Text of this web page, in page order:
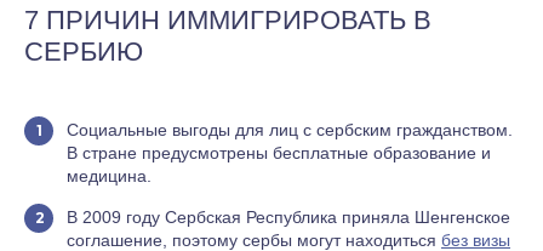
7 ПРИЧИН ИММИГРИРОВАТЬ В
СЕРБИЮ
Социальные выгоды для лиц с сербским гражданством.
В стране предусмотрены бесплатные образование и
медицина.
В 2009 году Сербская Республика приняла Шенгенское
соглашение, поэтому сербы могут находиться без визы